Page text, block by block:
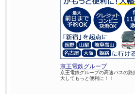
京王電鉄グループ
京王電鉄グループの高速バスの路
大してもっと便利に！！